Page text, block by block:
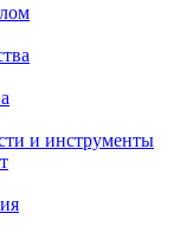
и инструменты